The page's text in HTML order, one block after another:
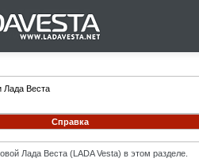
Лада Веста
Справка
Лада Веста (LADA Vesta) в этом разделе.